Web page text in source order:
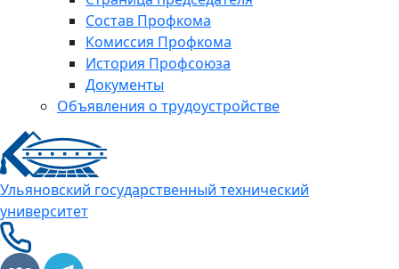
Состав Профкома
Комиссия Профкома
История Профсоюза
Документы
Объявления о трудоустройстве
Ульяновский государственный технический
университет